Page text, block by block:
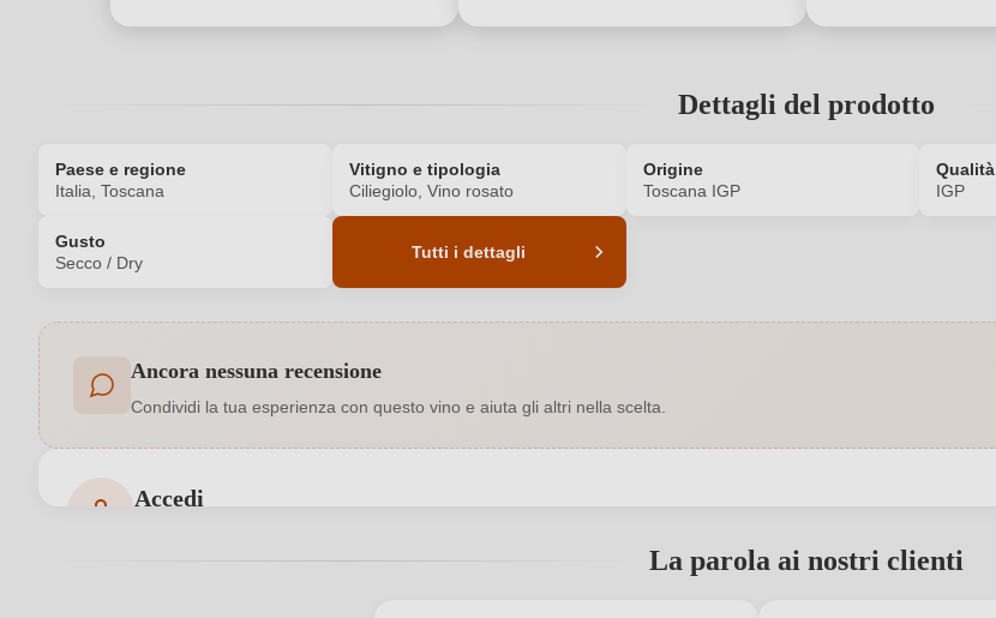
Dettagli del prodotto
Paese e regione
Italia, Toscana
Vitigno e tipologia
Ciliegiolo, Vino rosato
Origine
Toscana IGP
Qualità
IGP
Gusto
Secco / Dry
Tutti i dettagli
Annata
Bio
Toscana IGP
produttore
Ancora nessuna recensione
Condividi la tua esperienza con questo vino e aiuta gli altri nella scelta.
Accedi
La parola ai nostri clienti